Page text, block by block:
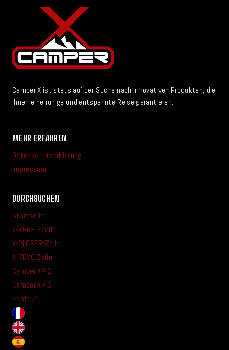
Camper X ist stets auf der Suche nach innovativen Produkten, die
Ihnen eine ruhige und entspannte Reise garantieren.
MEHR ERFAHREN
Datenschutzerklärung
Impressum
DURCHSUCHEN
Startseite
X-REBEL-Zelle
X-PLORER-Zelle
X-REVO-Zelle
Camper XP-2
Camper XP-3
Kontakt